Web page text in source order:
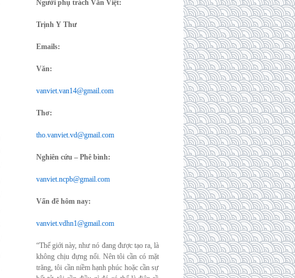
Người phụ trách Văn Việt:
Trịnh Y Thư
Emails:
Văn:
vanviet.van14@gmail.com
Thơ:
tho.vanviet.vd@gmail.com
Nghiên cứu – Phê bình:
vanviet.ncpb@gmail.com
Vấn đề hôm nay:
vanviet.vdhn1@gmail.com
“Thế giới này, như nó đang được tạo ra, là
không chịu đựng nổi. Nên tôi cần có mặt
trăng, tôi cần niềm hạnh phúc hoặc cần sự